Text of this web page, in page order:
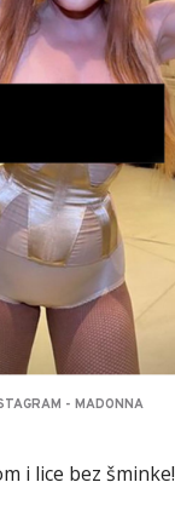
- MADONNA
i lice bez šminke!